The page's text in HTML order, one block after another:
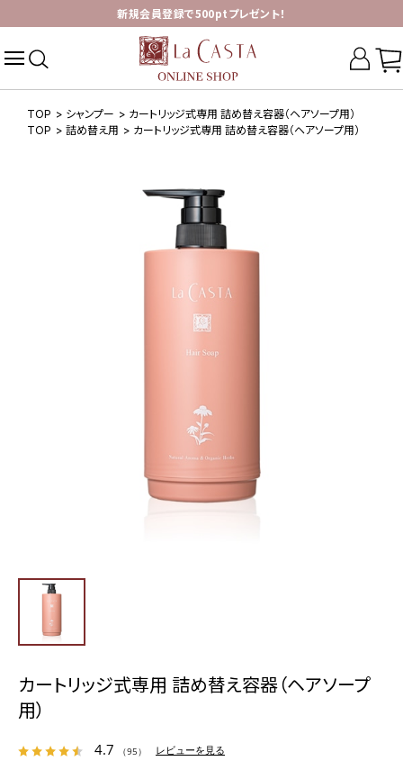
新規会員登録で500ptプレゼント！
TOP > シャンプー > カートリッジ式専用 詰め替え容器（ヘアソープ用）
TOP > 詰め替え用 > カートリッジ式専用 詰め替え容器（ヘアソープ用）
カートリッジ式専用 詰め替え容器（ヘアソープ
用）
4.7 （95） レビューを見る